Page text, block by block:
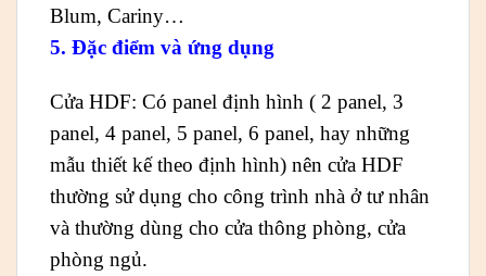
Blum, Cariny…
5. Đặc điểm và ứng dụng
Cửa HDF: Có panel định hình ( 2 panel, 3
panel, 4 panel, 5 panel, 6 panel, hay những
mẫu thiết kế theo định hình) nên cửa HDF
thường sử dụng cho công trình nhà ở tư nhân
và thường dùng cho cửa thông phòng, cửa
phòng ngủ.